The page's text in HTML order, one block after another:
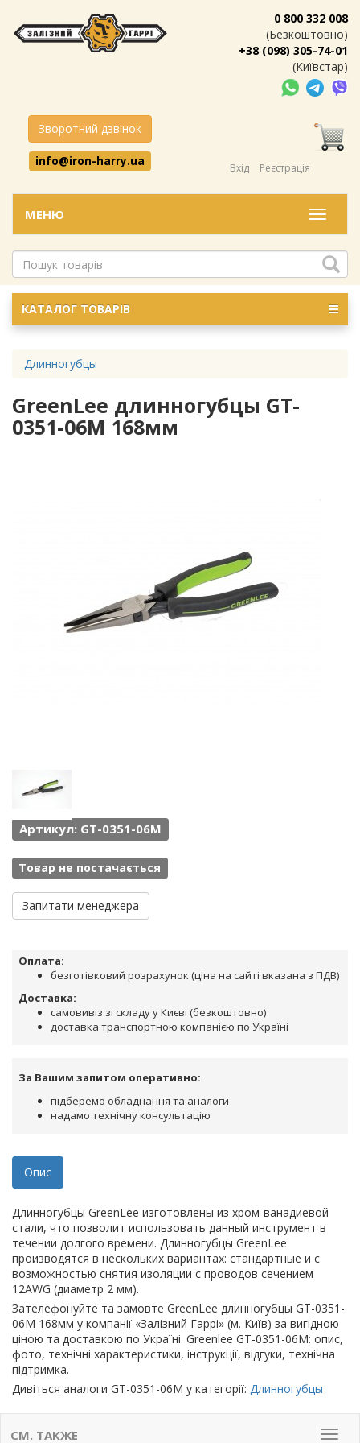
0 800 332 008
(Безкоштовно)
+38 (098) 305-74-01
(Київстар)
Зворотний дзвінок
info@iron-harry.ua
Вхід Реєстрація
Меню
МЕНЮ
КАТАЛОГ ТОВАРІВ
Длинногубцы
GreenLee длинногубцы GT-
0351-06M 168мм
Артикул: GT-0351-06M
Товар не постачається
Запитати менеджера
Оплата:
безготівковий розрахунок (ціна на сайті вказана з ПДВ)
Доставка:
самовивіз зі складу у Києві (безкоштовно)
доставка транспортною компанією по Україні
За Вашим запитом оперативно:
підберемо обладнання та аналоги
надамо технічну консультацію
Опис
Длинногубцы GreenLee изготовлены из хром-ванадиевой
стали, что позволит использовать данный инструмент в
течении долгого времени. Длинногубцы GreenLee
производятся в нескольких вариантах: стандартные и с
возможностью снятия изоляции с проводов сечением
12AWG (диаметр 2 мм).
Зателефонуйте та замовте GreenLee длинногубцы GT-0351-
06M 168мм у компанії «Залізний Гаррі» (м. Київ) за вигідною
ціною та доставкою по Україні. Greenlee GT-0351-06M: опис,
фото, технічні характеристики, інструкції, відгуки, технічна
підтримка.
Дивіться аналоги GT-0351-06M у категорії: Длинногубцы
Меню
СМ. ТАКЖЕ